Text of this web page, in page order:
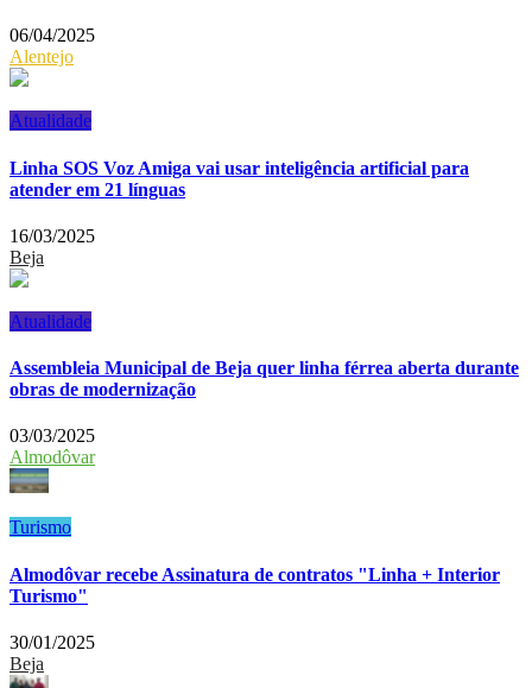
06/04/2025
Alentejo
Atualidade
Linha SOS Voz Amiga vai usar inteligência artificial para
atender em 21 línguas
16/03/2025
Beja
Atualidade
Assembleia Municipal de Beja quer linha férrea aberta durante
obras de modernização
03/03/2025
Almodôvar
Turismo
Almodôvar recebe Assinatura de contratos "Linha + Interior
Turismo"
30/01/2025
Beja